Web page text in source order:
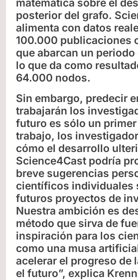
matemática sobre el
posterior del grafo.
alimenta con datos
100.000 publicaciones
que abarcan un periodo
lo que da como
64.000 nodos.
Sin embargo, predecir
trabajarán los
futuro es sólo un
trabajo, los
cómo el desarrollo
Science4Cast podría
breve sugerencias
científicos individuales
futuros proyectos de
Nuestra ambición es
método que sirva de
inspiración para los
como una musa
acelerar el progreso de
el futuro”, explica